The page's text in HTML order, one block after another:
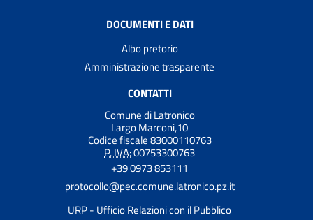
DOCUMENTI E DATI
Albo pretorio
Amministrazione trasparente
CONTATTI
Comune di Latronico
Largo Marconi,10
Codice fiscale 83000110763
P. IVA:00753300763
+39 0973 853111
protocollo@pec.comune.latronico.pz.it
URP - Ufficio Relazioni con il Pubblico